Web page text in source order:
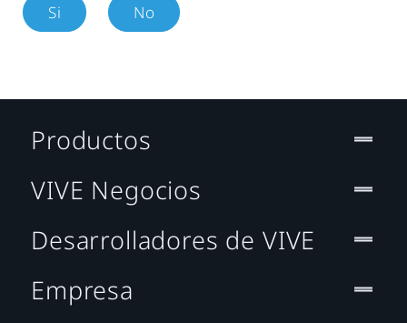
Si No
Productos
VIVE Negocios
Desarrolladores de VIVE
Empresa